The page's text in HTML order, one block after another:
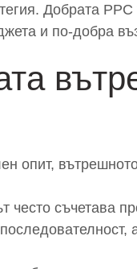
Добрата
и по-добра
опит,
често съчетава